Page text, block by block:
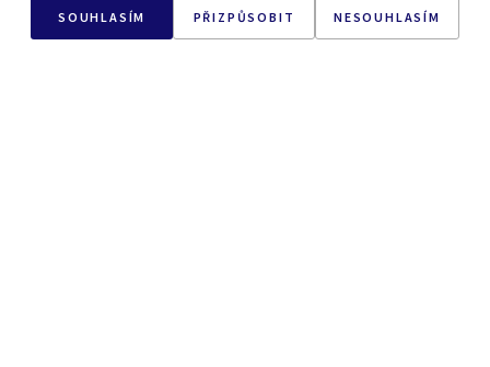
SOUHLASÍM PŘIZPŮSOBIT NESOUHLASÍM